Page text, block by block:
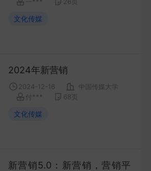
文化传媒
2024年新营销
2024-12-16
中国传媒大学
付***
68 页
文化传媒
新营销5.0：新营销，营销平